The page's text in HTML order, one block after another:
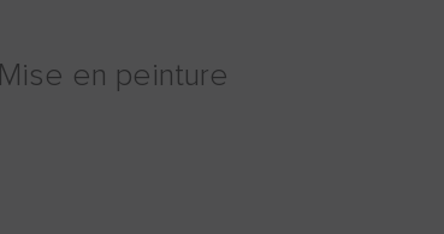
Mise en peinture